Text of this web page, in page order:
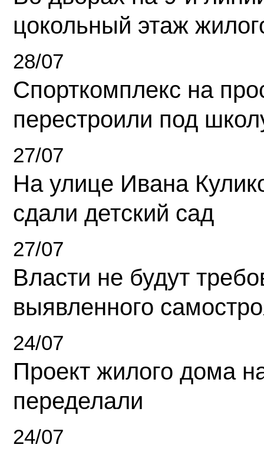
цокольный этаж
28/07
Спорткомплекс на
перестроили под
27/07
На улице Ивана
сдали детский сад
27/07
Власти не будут
выявленного
24/07
Проект жилого дома
переделали
24/07